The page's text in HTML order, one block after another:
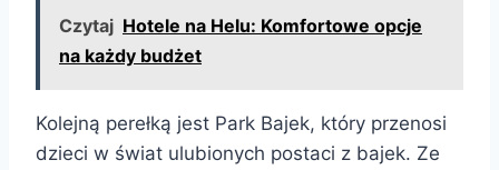
Czytaj Hotele na Helu: Komfortowe opcje
na każdy budżet
Kolejną perełką jest Park Bajek, który przenosi
dzieci w świat ulubionych postaci z bajek. Ze